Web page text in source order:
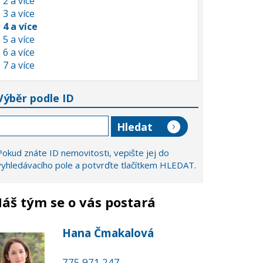
3 a více
4 a více
5 a více
6 a více
7 a více
podle ID
znáte ID nemovitosti, vepište jej do
pole a potvrďte tlačítkem HLEDAT.
tým se o vás postará
Hana Čmakalová